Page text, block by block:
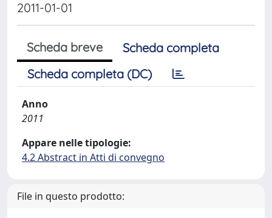
2011-01-01
Scheda breve
Scheda completa
Scheda completa (DC)
Anno
2011
Appare nelle tipologie:
4.2 Abstract in Atti di convegno
File in questo prodotto: